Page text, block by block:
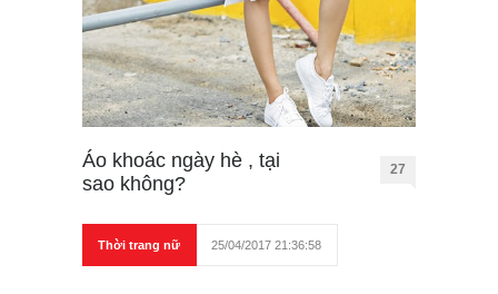
Áo khoác ngày hè , tại
sao không?
27
Thời trang nữ 25/04/2017 21:36:58